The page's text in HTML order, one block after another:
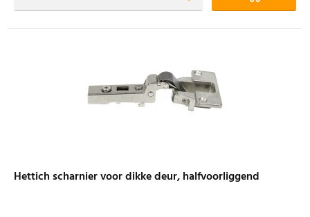
Hettich scharnier voor dikke deur, halfvoorliggend